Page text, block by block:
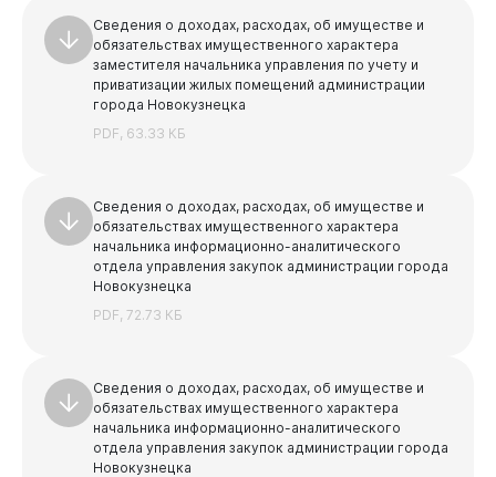
Сведения о доходах, расходах, об имуществе и
обязательствах имущественного характера
заместителя начальника управления по учету и
приватизации жилых помещений администрации
города Новокузнецка
PDF, 63.33 КБ
Сведения о доходах, расходах, об имуществе и
обязательствах имущественного характера
начальника информационно-аналитического
отдела управления закупок администрации города
Новокузнецка
PDF, 72.73 КБ
Сведения о доходах, расходах, об имуществе и
обязательствах имущественного характера
начальника информационно-аналитического
отдела управления закупок администрации города
Новокузнецка